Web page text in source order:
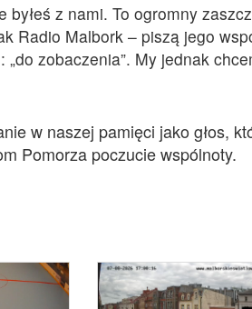
byłeś z nami. To ogromny
Radio Malbork – piszą jego
zobaczenia”. My jednak
w naszej pamięci jako głos,
Pomorza poczucie wspólnoty.